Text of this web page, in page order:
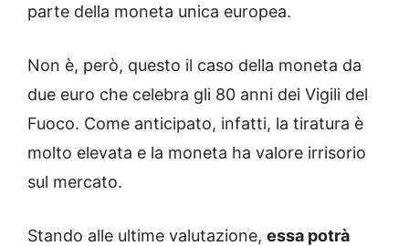
parte della moneta unica europea.
Non è, però, questo il caso della moneta da
due euro che celebra gli 80 anni dei Vigili del
Fuoco. Come anticipato, infatti, la tiratura è
molto elevata e la moneta ha valore irrisorio
sul mercato.
Stando alle ultime valutazione, essa potrà